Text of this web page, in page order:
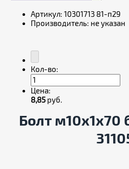
Артикул: 10301713 81-п29
Производитель: не указан
Кол-во:
Цена:
8,85 руб.
Болт м10х1х70